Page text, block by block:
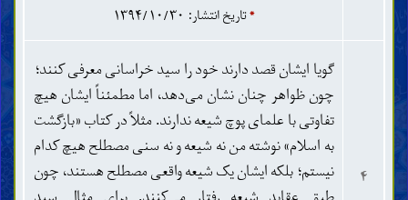
است، ولی خودش مستقیماً اصحاب را به نافهمی متّهم
ندانسته‌اند. این نه تنها توهین به اصحاب است، بلکه
توهین به معلّم‌شان است! ۲ . حکومتی که حاکم آن از
طرف خداوند ج تعیین نشده باشد طاغوتی است و اتباع
آن هم عبد الطاغوت هستند. بناء حکومت ابوبکر و عمر
طاغوتی است و از این گفته طوری برداشت می‌شود که
*تاریخ انتشار: ۱۳۹۴/۱۰/۳۰
۴
گویا ایشان قصد دارند خود را سید خراسانی معرفی کنند؛
چون ظواهر چنان نشان می‌دهد، اما مطمئناً ایشان هیچ
تفاوتی با علمای پوچ شیعه ندارند. مثلاً در کتاب «بازگشت
به اسلام» نوشته من نه شیعه و نه سنی مصطلح هیچ کدام
نیستم؛ بلکه ایشان یک شیعه واقعی مصطلح هستند، چون